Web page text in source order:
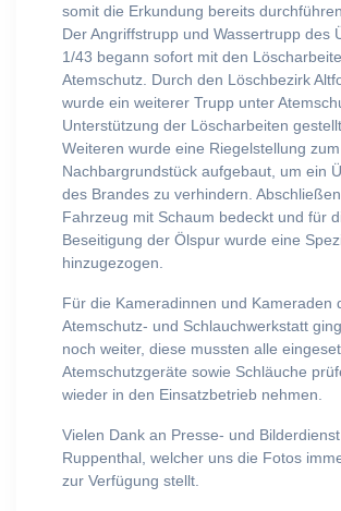
somit die Erkundung bereits
Der Angriffstrupp und Wassertrupp des
1/43 begann sofort mit den
Atemschutz. Durch den Löschbezirk
wurde ein weiterer Trupp unter
Unterstützung der Löscharbeiten
Weiteren wurde eine Riegelstellung zum
Nachbargrundstück aufgebaut, um ein
des Brandes zu verhindern.
Fahrzeug mit Schaum bedeckt und für
Beseitigung der Ölspur wurde eine
hinzugezogen.
Für die Kameradinnen und Kameraden
Atemschutz- und Schlauchwerkstatt
noch weiter, diese mussten alle
Atemschutzgeräte sowie Schläuche
wieder in den Einsatzbetrieb nehmen.
Vielen Dank an Presse- und
Ruppenthal, welcher uns die Fotos
zur Verfügung stellt.